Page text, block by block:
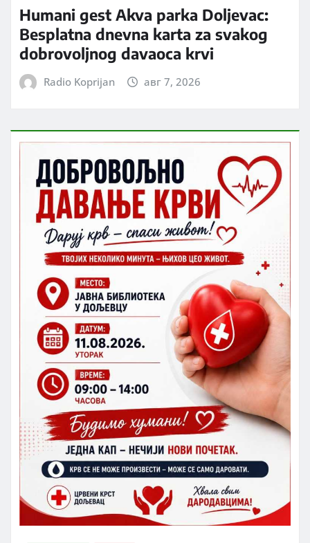
Humani gest Akva parka Doljevac:
Besplatna dnevna karta za svakog
dobrovoljnog davaoca krvi
Radio Koprijan авг 7, 2026